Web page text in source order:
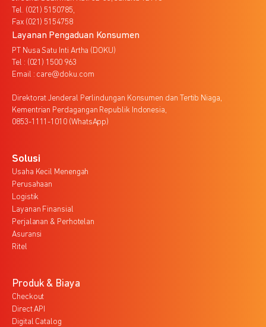
Tel. (021) 5150785,
Fax (021) 5154758
Layanan Pengaduan Konsumen
PT Nusa Satu Inti Artha (DOKU)
Tel : (021) 1500 963
Email : care@doku.com
Direktorat Jenderal Perlindungan Konsumen dan Tertib Niaga,
Kementrian Perdagangan Republik Indonesia,
0853-1111-1010 (WhatsApp)
Solusi
Usaha Kecil Menengah
Perusahaan
Logistik
Layanan Finansial
Perjalanan & Perhotelan
Asuransi
Ritel
Produk & Biaya
Checkout
Direct API
Digital Catalog